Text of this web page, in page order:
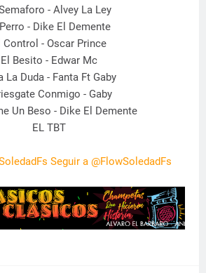
- Alvey La Ley
- Dike El Demente
Control - Oscar Prince
El Besito - Edwar Mc
La Duda - Fanta Ft Gaby
Conmigo - Gaby
Un Beso - Dike El Demente
EL TBT
Seguir a @FlowSoledadFs